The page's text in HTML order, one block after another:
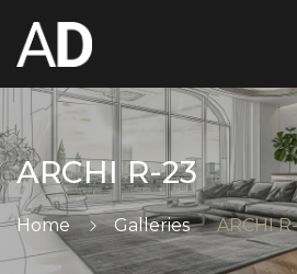
ARCHI R-23
Home Galleries ARCHI